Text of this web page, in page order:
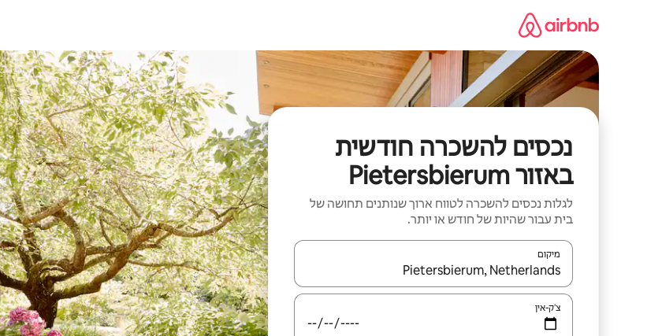
נכסים להשכרה חודשית
באזור Pietersbierum
לגלות נכסים להשכרה לטווח ארוך שנותנים תחושה של
בית עבור שהיות של חודש או יותר.
מיקום
כאשר התוצאות יהיו זמינות, יש לנווט עם מקשי החיצים למעלה ולמטה או לעיין בעזרת תנועות מגע או החלקה.
צ'ק-אין